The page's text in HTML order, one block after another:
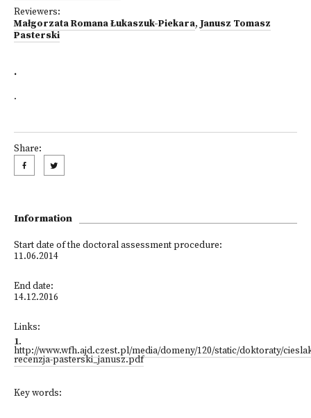
Reviewers:
Małgorzata Romana Łukaszuk-Piekara, Janusz Tomasz
Pasterski
.
.
Share:
Information
Start date of the doctoral assessment procedure:
11.06.2014
End date:
14.12.2016
Links:
1.
http://www.wfh.ajd.czest.pl/media/domeny/120/static/doktoraty/
recenzja-pasterski_janusz.pdf
Key words: